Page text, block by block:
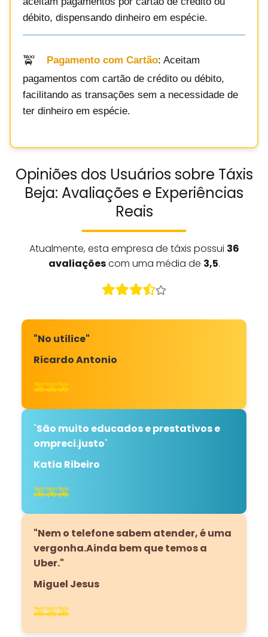
débito, dispensando dinheiro em espécie.
Pagamento com Cartão: Aceitam
pagamentos com cartão de crédito ou débito,
facilitando as transações sem a necessidade de
ter dinheiro em espécie.
Opiniões dos Usuários sobre Táxis
Beja: Avaliações e Experiências
Reais
Atualmente, esta empresa de táxis possui 36
avaliaçõescom uma média de 3,5.
"No utilice"
Ricardo Antonio
🚕🚕🚕
"São muito educados e prestativos e
ompreci.justo"
Katia Ribeiro
🚕🚕🚕
"Nem o telefone sabem atender, é uma
vergonha.Ainda bem que temos a
Uber."
Miguel Jesus
🚕🚕🚕